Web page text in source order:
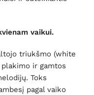
vaikui.
triukšmo (white
plakimo ir gamtos
Toks
pagal vaiko